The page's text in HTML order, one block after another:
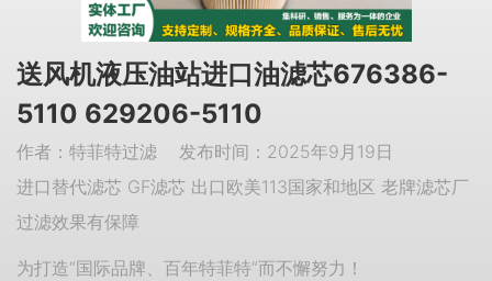
送风机液压油站进口油滤芯676386-
5110 629206-5110
作者：特菲特过滤 发布时间：2025年9月19日
进口替代滤芯 GF滤芯 出口欧美113国家和地区 老牌滤芯厂
过滤效果有保障
为打造“国际品牌、百年特菲特”而不懈努力！